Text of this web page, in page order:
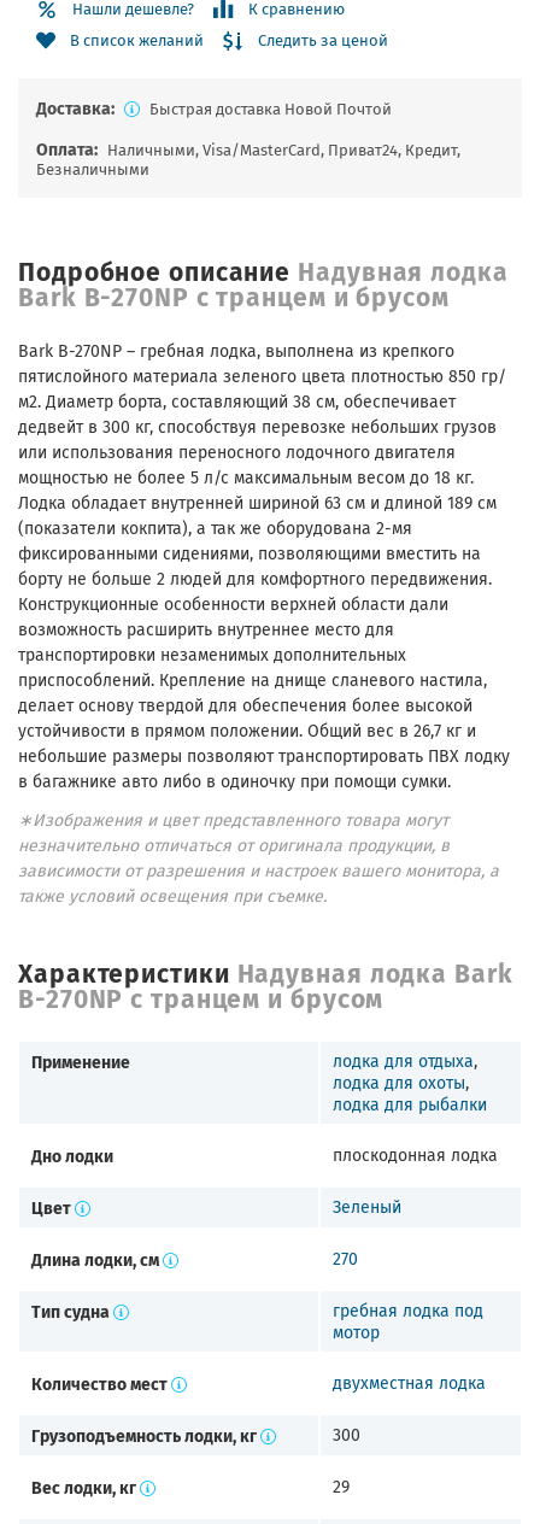
Нашли дешевле?
К сравнению
В список желаний
Следить за ценой
Доставка: Быстрая доставка Новой Почтой
Оплата: Наличными, Visa/MasterCard, Приват24, Кредит,
Безналичными
Подробное описание Надувная лодка
Bark B-270NP с транцем и брусом
Bark B-270NP – гребная лодка, выполнена из крепкого
пятислойного материала зеленого цвета плотностью 850 гр/
м2. Диаметр борта, составляющий 38 см, обеспечивает
дедвейт в 300 кг, способствуя перевозке небольших грузов
или использования переносного лодочного двигателя
мощностью не более 5 л/с максимальным весом до 18 кг.
Лодка обладает внутренней шириной 63 см и длиной 189 см
(показатели кокпита), а так же оборудована 2-мя
фиксированными сидениями, позволяющими вместить на
борту не больше 2 людей для комфортного передвижения.
Конструкционные особенности верхней области дали
возможность расширить внутреннее место для
транспортировки незаменимых дополнительных
приспособлений. Крепление на днище сланевого настила,
делает основу твердой для обеспечения более высокой
устойчивости в прямом положении. Общий вес в 26,7 кг и
небольшие размеры позволяют транспортировать ПВХ лодку
в багажнике авто либо в одиночку при помощи сумки.
∗Изображения и цвет представленного товара могут
незначительно отличаться от оригинала продукции, в
зависимости от разрешения и настроек вашего монитора, а
также условий освещения при съемке.
Характеристики Надувная лодка Bark
B-270NP с транцем и брусом
Применение лодка для отдыха,
лодка для охоты,
лодка для рыбалки
Дно лодки плоскодонная лодка
Цвет Зеленый
Длина лодки, см 270
Тип судна
гребная лодка под
мотор
Количество мест двухместная лодка
Грузоподъемность лодки, кг 300
Вес лодки, кг 29